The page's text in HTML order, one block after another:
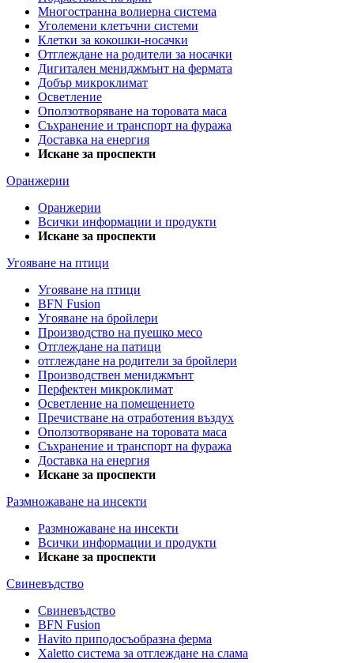
Многостранна волиерна система
Уголемени клетъчни системи
Клетки за кокошки-носачки
Отглеждане на родители за носачки
Дигитален мениджмънт на фермата
Добър микроклимат
Осветление
Оползотворяване на торовата маса
Съхранение и транспорт на фуража
Доставка на енергия
Искане за проспекти
Оранжерии
Оранжерии
Всички информации и продукти
Искане за проспекти
Угояване на птици
Угояване на птици
BFN Fusion
Угояване на бройлери
Производство на пуешко месо
Отглеждане на патици
отглеждане на родители за бройлери
Производствен мениджмънт
Перфектен микроклимат
Осветление на помещението
Пречистване на отработения въздух
Оползотворяване на торовата маса
Съхранение и транспорт на фуража
Доставка на енергия
Искане за проспекти
Размножаване на инсекти
Размножаване на инсекти
Всички информации и продукти
Искане за проспекти
Свиневъдство
Свиневъдство
BFN Fusion
Havito приподосъобразна ферма
Xaletto система за отглеждане на слама